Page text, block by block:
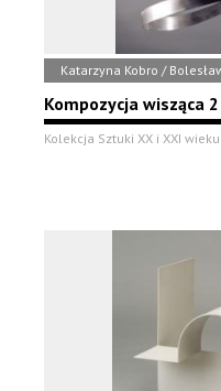
Katarzyna Kobro /
Kompozycja wisząca
Kolekcja Sztuki XX i XXI wieku